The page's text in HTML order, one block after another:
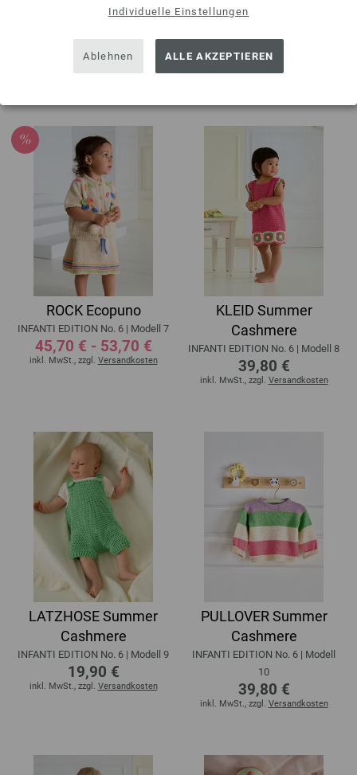
Individuelle Einstellungen
Ablehnen ALLE AKZEPTIEREN
DECKE Summer
INFANTI EDITION No. 6 | Modell 5
89,55 €
inkl. MwSt., zzgl.Versandkosten
JACKE Ecopuno
45,70 € - 53,70 €
inkl. MwSt., zzgl.Versandkosten
ROCK Ecopuno
INFANTI EDITION No. 6 | Modell 7
45,70 € - 53,70 €
inkl. MwSt., zzgl. Versandkosten
KLEID Summer
Cashmere
INFANTI EDITION No. 6 | Modell 8
39,80 €
inkl. MwSt., zzgl. Versandkosten
LATZHOSE Summer
Cashmere
INFANTI EDITION No. 6 | Modell 9
19,90 €
inkl. MwSt., zzgl. Versandkosten
PULLOVER Summer
Cashmere
INFANTI EDITION No. 6 | Modell
10
39,80 €
inkl. MwSt., zzgl. Versandkosten